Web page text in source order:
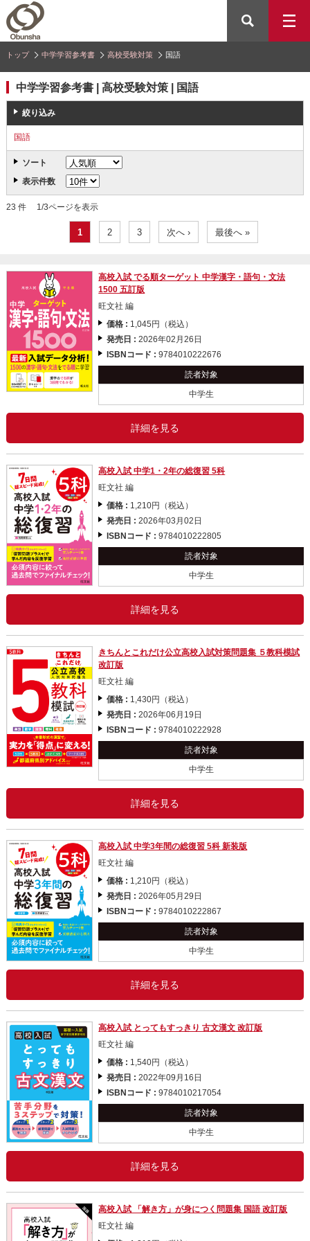
トップ 中学学習参考書 高校受験対策 国語
中学学習参考書 | 高校受験対策 | 国語
絞り込み
国語
ソート
表示件数
23 件 1/3ページを表示
1 2 3 次へ › 最後へ »
高校入試 でる順ターゲット 中学漢字・語句・文法
1500 五訂版
旺文社 編
価格 : 1,045円（税込）
発売日 :2026年02月26日
ISBNコード :9784010222676
読者対象
中学生
詳細を見る
高校入試 中学1・2年の総復習 5科
旺文社 編
価格 : 1,210円（税込）
発売日 :2026年03月02日
ISBNコード :9784010222805
読者対象
中学生
詳細を見る
きちんとこれだけ公立高校入試対策問題集 ５教科模試
改訂版
旺文社 編
価格 : 1,430円（税込）
発売日 :2026年06月19日
ISBNコード :9784010222928
読者対象
中学生
詳細を見る
高校入試 中学3年間の総復習 5科 新装版
旺文社 編
価格 : 1,210円（税込）
発売日 :2026年05月29日
ISBNコード :9784010222867
読者対象
中学生
詳細を見る
高校入試 とってもすっきり 古文漢文 改訂版
旺文社 編
価格 : 1,540円（税込）
発売日 :2022年09月16日
ISBNコード :9784010217054
読者対象
中学生
詳細を見る
高校入試 「解き方」が身につく問題集 国語 改訂版
旺文社 編